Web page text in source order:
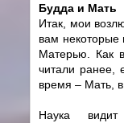
Будда и Мать
Итак, мои
вам
Матерью. Как
читали ранее,
время – Мать, в
Наука